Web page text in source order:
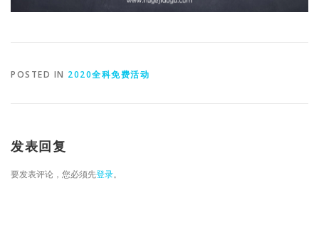
POSTED IN 2020全科免费活动
发表回复
要发表评论，您必须先登录。